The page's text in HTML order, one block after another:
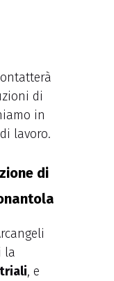
di
in
lavoro.
di
la
, e